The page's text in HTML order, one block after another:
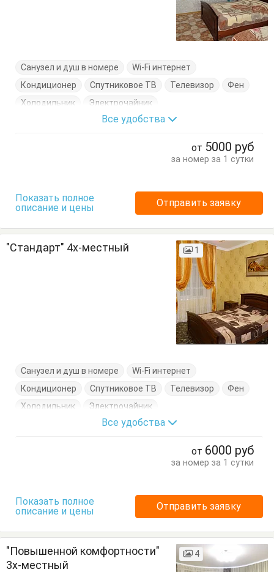
Санузел и душ в номере
Wi-Fi интернет
Кондиционер
Спутниковое ТВ Телевизор
Фен
Холодильник
Электрочайник
Кровать двуспальная
Тумбочки
Все удобства
от 5000 руб
за номер за 1 сутки
Показать полное
описание и цены
Отправить заявку
"Стандарт" 4х-местный 1
Санузел и душ в номере
Wi-Fi интернет
Кондиционер
Спутниковое ТВ Телевизор
Фен
Холодильник
Электрочайник
Кровать двуспальная
Тумбочки
Все удобства
от 6000 руб
за номер за 1 сутки
Показать полное
описание и цены
Отправить заявку
"Повышенной комфортности"
3х-местный
4